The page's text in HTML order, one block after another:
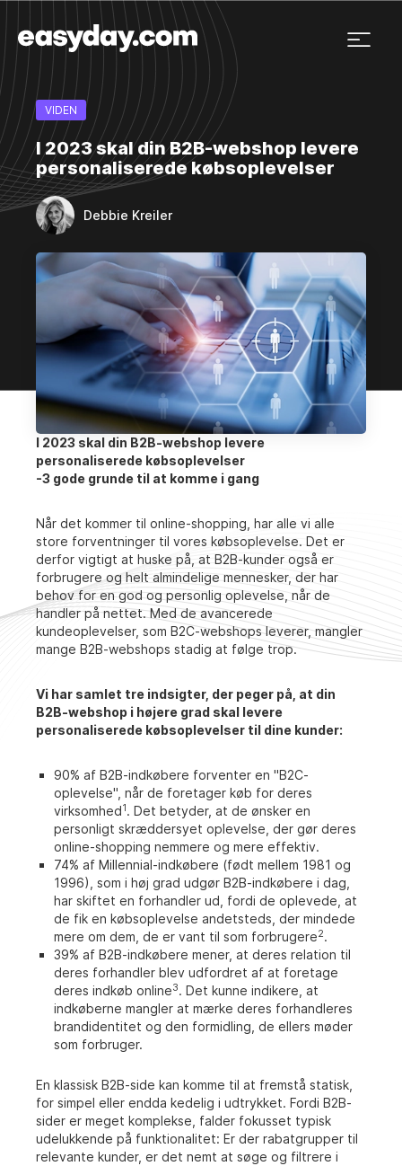
VIDEN
I 2023 skal din B2B-webshop levere
personaliserede købsoplevelser
Debbie Kreiler
I 2023 skal din B2B-webshop levere
personaliserede købsoplevelser
-3 gode grunde til at komme i gang
Når det kommer til online-shopping, har alle vi alle
store forventninger til vores købsoplevelse. Det er
derfor vigtigt at huske på, at B2B-kunder også er
forbrugere og helt almindelige mennesker, der har
behov for en god og personlig oplevelse, når de
handler på nettet. Med de avancerede
kundeoplevelser, som B2C-webshops leverer, mangler
mange B2B-webshops stadig at følge trop.
Vi har samlet tre indsigter, der peger på, at din
B2B-webshop i højere grad skal levere
personaliserede købsoplevelser til dine kunder:
90% af B2B-indkøbere forventer en "B2C-
oplevelse", når de foretager køb for deres
virksomhed1 . Det betyder, at de ønsker en
personligt skræddersyet oplevelse, der gør deres
online-shopping nemmere og mere effektiv.
74% af Millennial-indkøbere (født mellem 1981 og
1996), som i høj grad udgør B2B-indkøbere i dag,
har skiftet en forhandler ud, fordi de oplevede, at
de fik en købsoplevelse andetsteds, der mindede
mere om dem, de er vant til som forbrugere2.
39% af B2B-indkøbere mener, at deres relation til
deres forhandler blev udfordret af at foretage
deres indkøb online3. Det kunne indikere, at
indkøberne mangler at mærke deres forhandleres
brandidentitet og den formidling, de ellers møder
som forbruger.
En klassisk B2B-side kan komme til at fremstå statisk,
for simpel eller endda kedelig i udtrykket. Fordi B2B-
sider er meget komplekse, falder fokusset typisk
udelukkende på funktionalitet: Er der rabatgrupper til
relevante kunder, er det nemt at søge og filtrere i